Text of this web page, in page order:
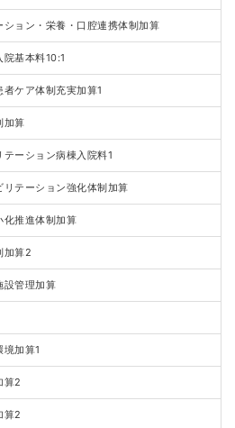
ョン・栄養・口腔連携体制加算
院基本料10:1
ケア体制充実加算1
加算
テーション病棟入院料1
テーション強化体制加算
化推進体制加算
加算2
設管理加算
境加算1
算2
算2